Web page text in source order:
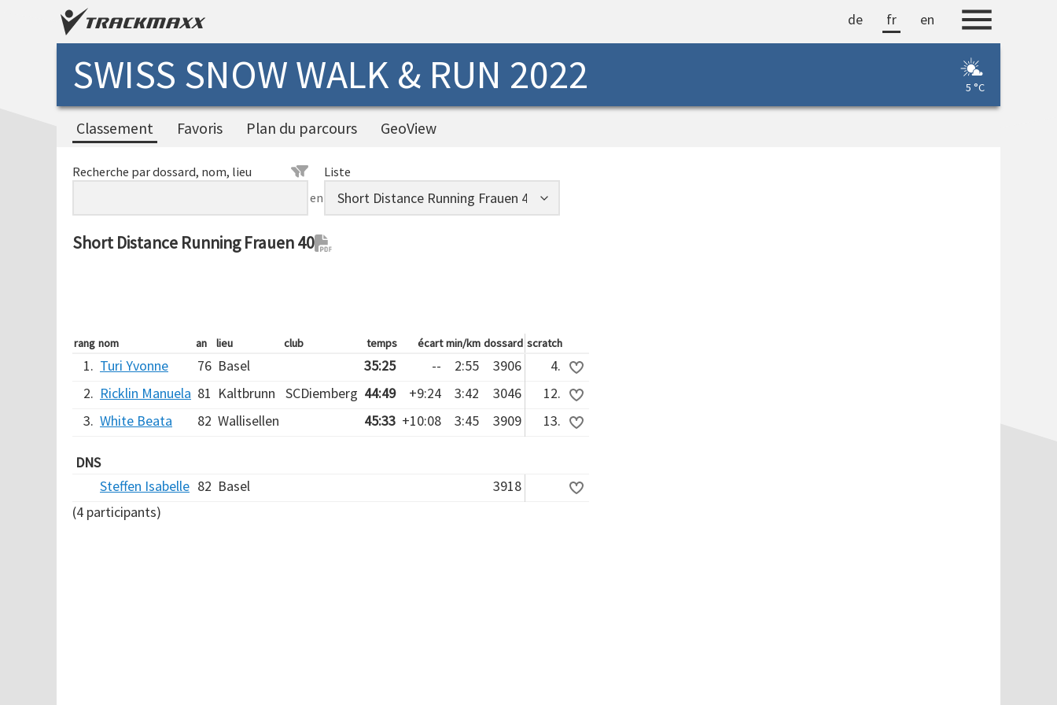
de fr en
SWISS SNOW WALK & RUN 2022 5 °C
Classement Favoris Plan du parcours GeoView
Recherche par dossard, nom, lieu
en
Liste
Short Distance Running Frauen 40
rang nom an lieu club temps écart min/km dossard scratch
1. Turi Yvonne 76 Basel 35:25 -- 2:55 3906
4.
2. Ricklin Manuela 81 Kaltbrunn SCDiemberg 44:49 +9:24 3:42 3046
12.
3. White Beata 82 Wallisellen 45:33 +10:08 3:45 3909 13.
DNS
Steffen Isabelle 82 Basel
3918
(4 participants)